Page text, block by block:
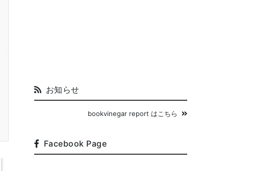
お知らせ
bookvinegar report はこちら
Facebook Page